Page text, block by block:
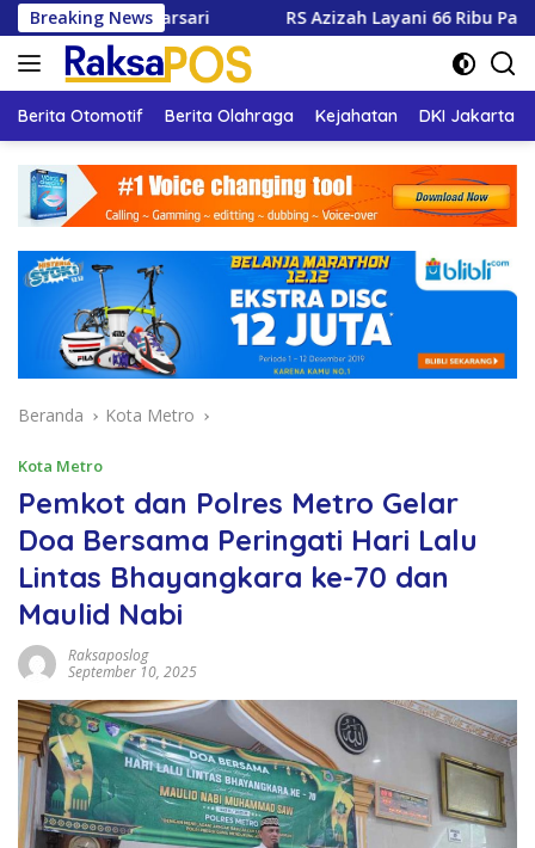
Langsung
ke
konten
Breaking NewsRS Azizah Layani 66 Ribu Pasien, Wali Kota
Berita Otomotif Berita Olahraga Kejahatan DKI Jakarta
Beranda Kota Metro
Kota Metro
Pemkot dan Polres Metro Gelar
Doa Bersama Peringati Hari Lalu
Lintas Bhayangkara ke-70 dan
Maulid Nabi
Raksaposlog
September 10, 2025